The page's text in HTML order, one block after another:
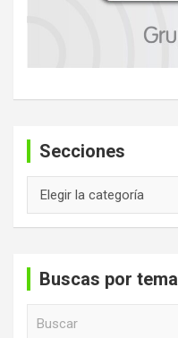
Secciones
Buscas por tema